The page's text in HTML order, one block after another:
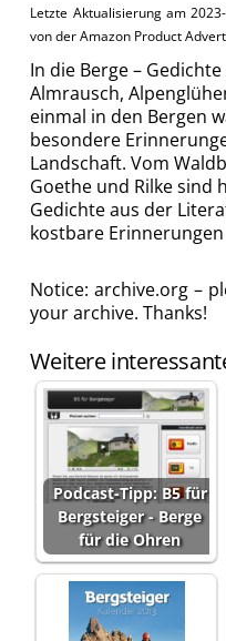
Letzte Aktualisierung am
von der Amazon Product
In die Berge –
Almrausch,
einmal in den Bergen
besondere
Landschaft. Vom
Goethe und Rilke sind
Gedichte aus der
kostbare
Notice: archive.org –
your archive. Thanks!
Weitere
Podcast-Tipp: B5 für
Bergsteiger - Berge
für die Ohren